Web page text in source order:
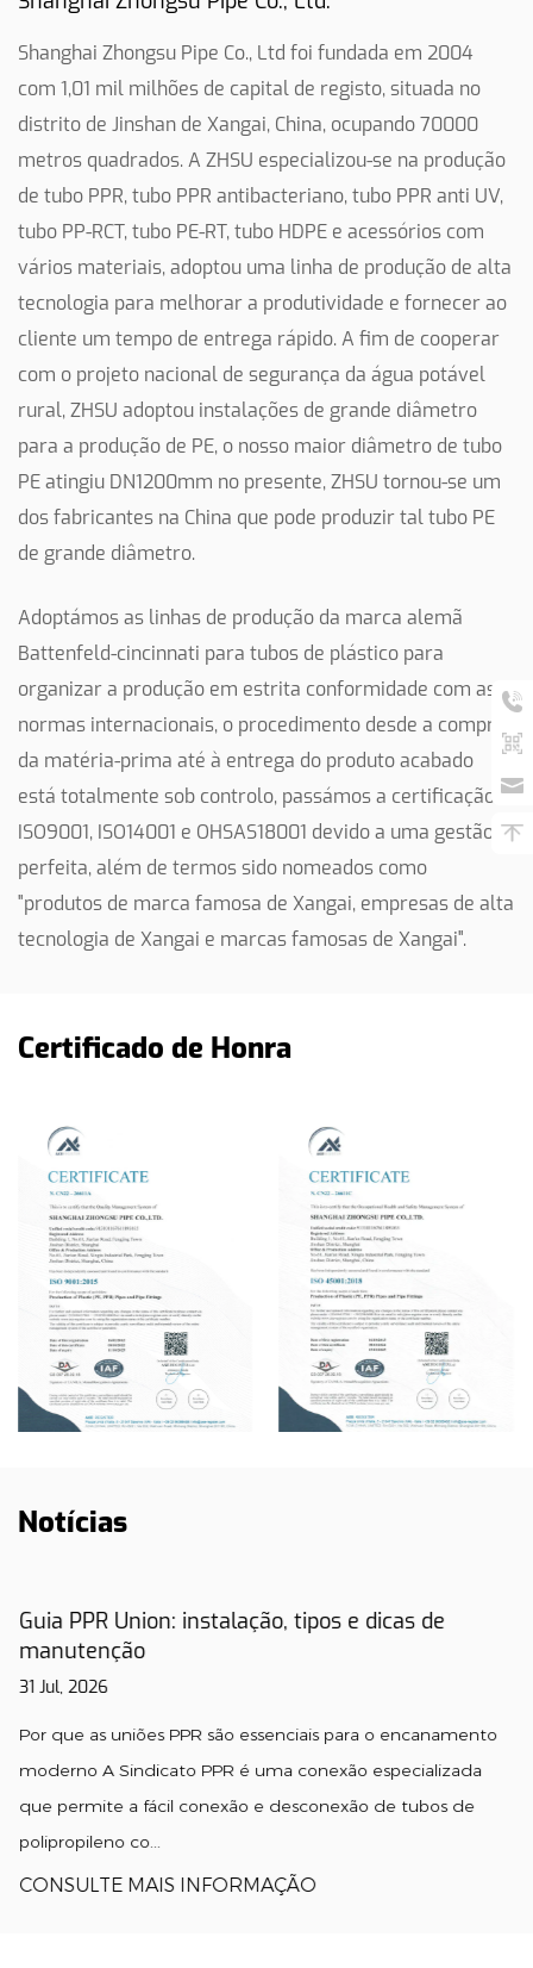
Shanghai Zhongsu Pipe Co., Ltd foi fundada em 2004
com 1,01 mil milhões de capital de registo, situada no
distrito de Jinshan de Xangai, China, ocupando 70000
metros quadrados. A ZHSU especializou-se na produção
de tubo PPR, tubo PPR antibacteriano, tubo PPR anti UV,
tubo PP-RCT, tubo PE-RT, tubo HDPE e acessórios com
vários materiais, adoptou uma linha de produção de alta
tecnologia para melhorar a produtividade e fornecer ao
cliente um tempo de entrega rápido. A fim de cooperar
com o projeto nacional de segurança da água potável
rural, ZHSU adoptou instalações de grande diâmetro
para a produção de PE, o nosso maior diâmetro de tubo
PE atingiu DN1200mm no presente, ZHSU tornou-se um
dos fabricantes na China que pode produzir tal tubo PE
de grande diâmetro.
Adoptámos as linhas de produção da marca alemã
Battenfeld-cincinnati para tubos de plástico para
organizar a produção em estrita conformidade com as
normas internacionais, o procedimento desde a compra
da matéria-prima até à entrega do produto acabado
está totalmente sob controlo, passámos a certificação
ISO9001, ISO14001 e OHSAS18001 devido a uma gestão
perfeita, além de termos sido nomeados como
"produtos de marca famosa de Xangai, empresas de alta
tecnologia de Xangai e marcas famosas de Xangai".
Certificado de Honra
Notícias
Guia PPR Union: instalação, tipos e dicas de
manutenção
31 Jul, 2026
Por que as uniões PPR são essenciais para o encanamento
moderno A Sindicato PPR é uma conexão especializada
que permite a fácil conexão e desconexão de tubos de
polipropileno co...
CONSULTE MAIS INFORMAÇÃO